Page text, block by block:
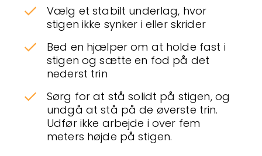
Vælg et stabilt underlag, hvor
stigen ikke synker i eller skrider
Bed en hjælper om at holde fast i
stigen og sætte en fod på det
nederst trin
Sørg for at stå solidt på stigen, og
undgå at stå på de øverste trin.
Udfør ikke arbejde i over fem
meters højde på stigen.